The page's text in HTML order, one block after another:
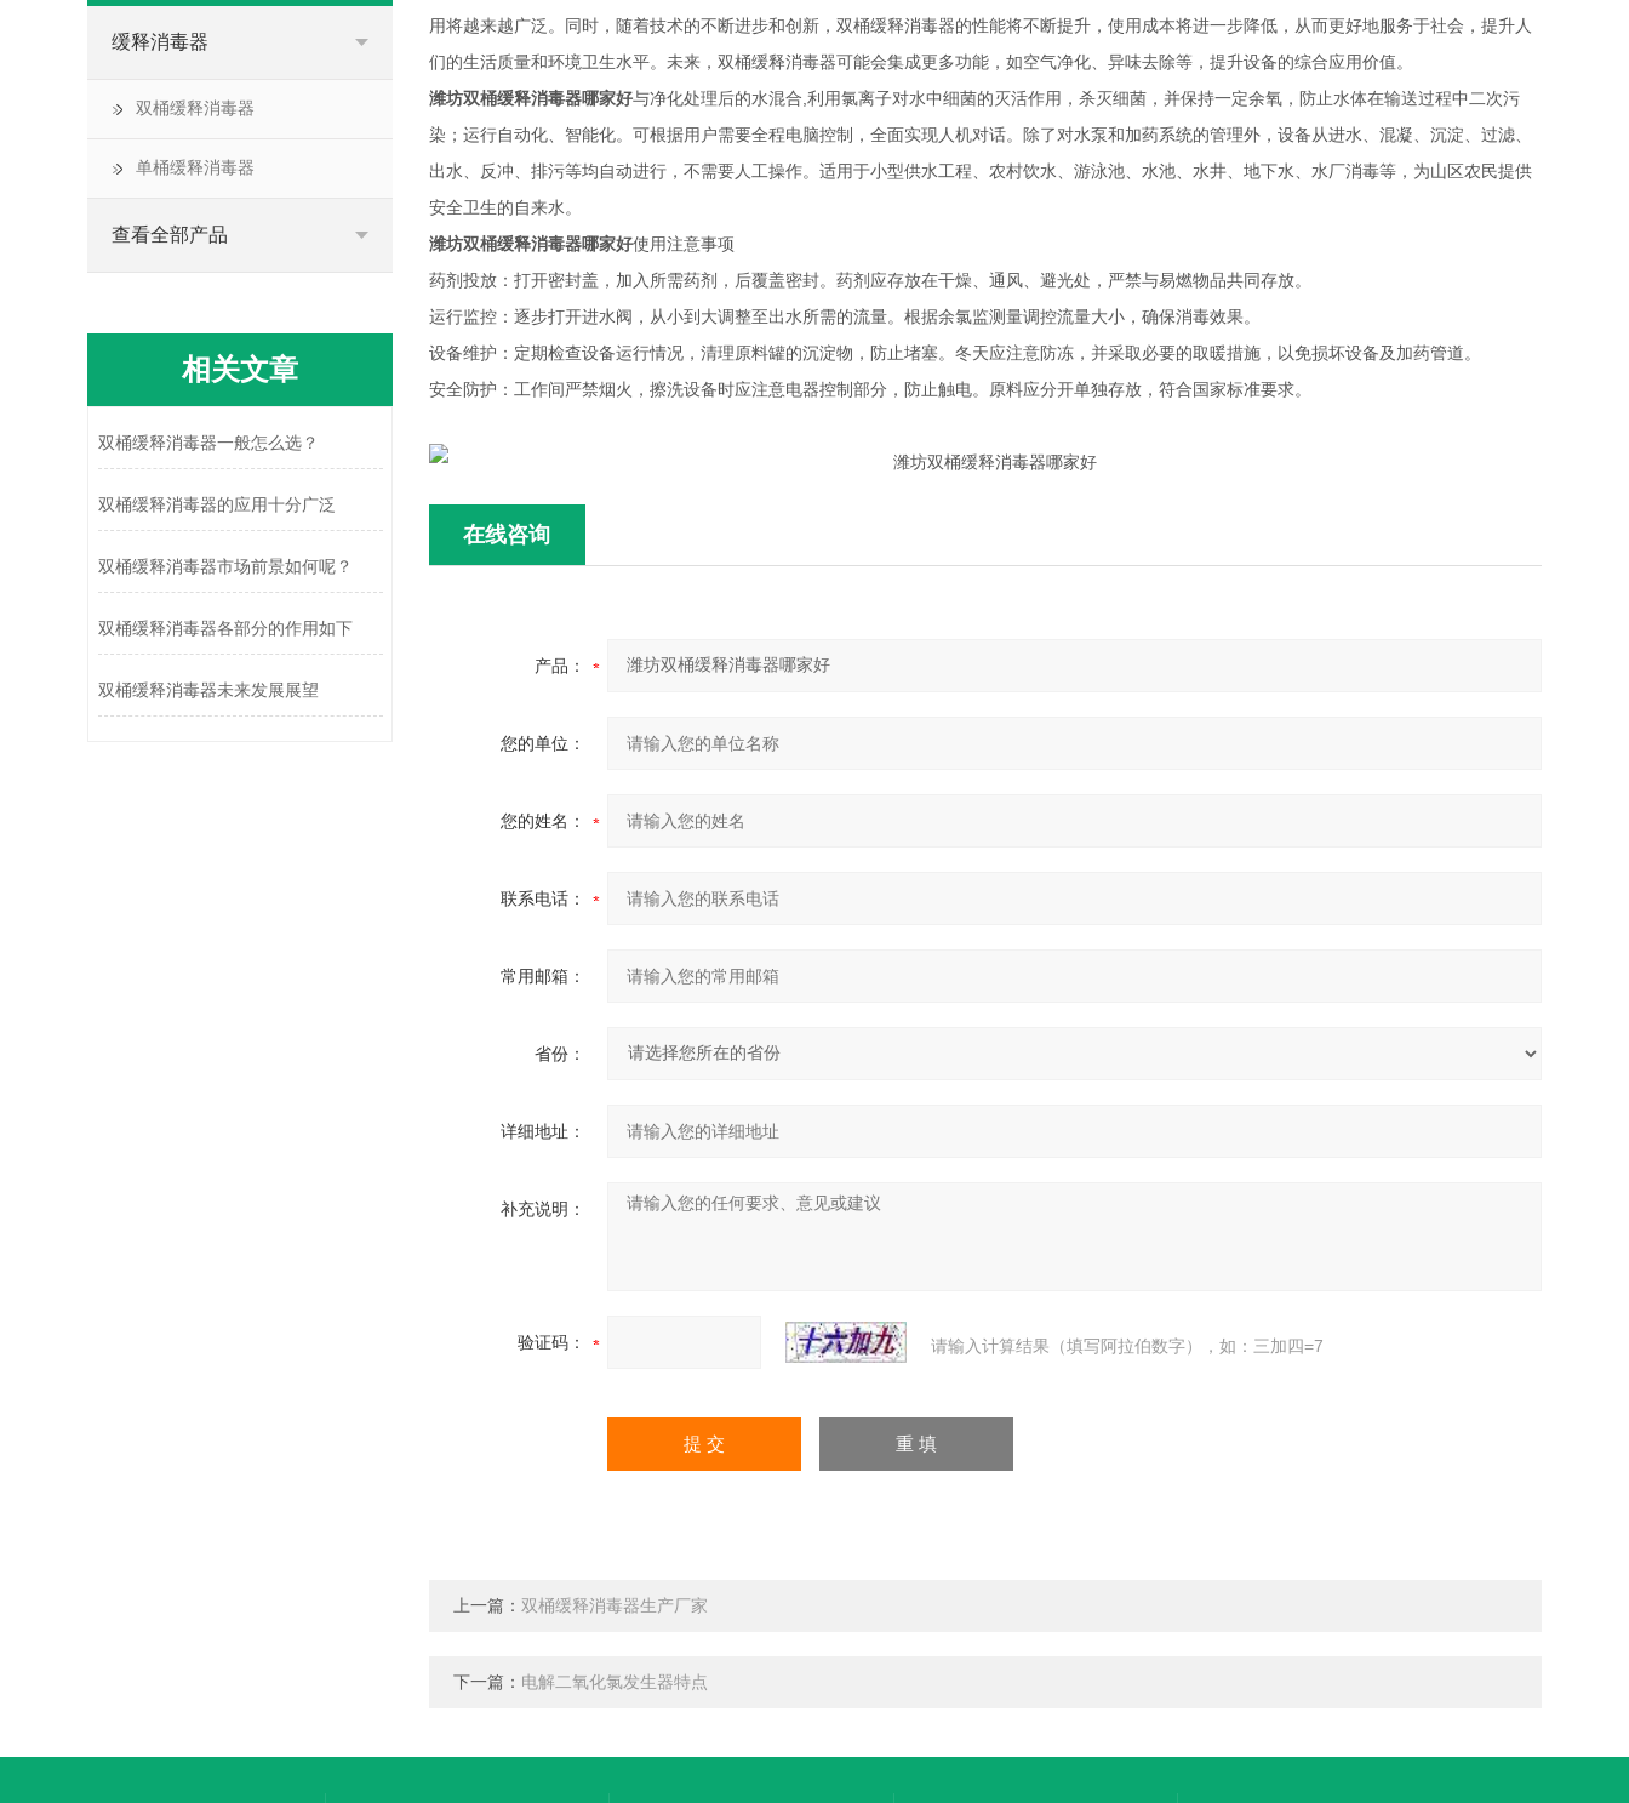
用将越来越广泛。同时，随着技术的不断进步和创新，双桶缓释消毒器的性能将不断提升，使用成本将进一步降低，从而更好地服务于社会，提升人
们的生活质量和环境卫生水平。未来，双桶缓释消毒器可能会集成更多功能，如空气净化、异味去除等，提升设备的综合应用价值。
潍坊双桶缓释消毒器哪家好与净化处理后的水混合,利用氯离子对水中细菌的灭活作用，杀灭细菌，并保持一定余氧，防止水体在输送过程中二次污
染；运行自动化、智能化。可根据用户需要全程电脑控制，全面实现人机对话。除了对水泵和加药系统的管理外，设备从进水、混凝、沉淀、过滤、
出水、反冲、排污等均自动进行，不需要人工操作。适用于小型供水工程、农村饮水、游泳池、水池、水井、地下水、水厂消毒等，为山区农民提供
安全卫生的自来水。
潍坊双桶缓释消毒器哪家好使用注意事项
药剂投放：打开密封盖，加入所需药剂，后覆盖密封。药剂应存放在干燥、通风、避光处，严禁与易燃物品共同存放。
运行监控：逐步打开进水阀，从小到大调整至出水所需的流量。根据余氯监测量调控流量大小，确保消毒效果。
设备维护：定期检查设备运行情况，清理原料罐的沉淀物，防止堵塞。冬天应注意防冻，并采取必要的取暖措施，以免损坏设备及加药管道。
安全防护：工作间严禁烟火，擦洗设备时应注意电器控制部分，防止触电。原料应分开单独存放，符合国家标准要求。
在线咨询
产品：
您的单位：
您的姓名：
联系电话：
常用邮箱：
省份：
详细地址：
补充说明：
验证码： 请输入计算结果（填写阿拉伯数字），如：三加四=7
上一篇： 双桶缓释消毒器生产厂家
下一篇： 电解二氧化氯发生器特点
缓释消毒器
双桶缓释消毒器
单桶缓释消毒器
查看全部产品
相关文章
双桶缓释消毒器一般怎么选？
双桶缓释消毒器的应用十分广泛
双桶缓释消毒器市场前景如何呢？
双桶缓释消毒器各部分的作用如下
双桶缓释消毒器未来发展展望